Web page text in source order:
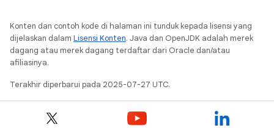
Konten dan contoh kode di halaman ini tunduk kepada lisensi yang
dijelaskan dalam Lisensi Konten. Java dan OpenJDK adalah merek
dagang atau merek dagang terdaftar dari Oracle dan/atau
afiliasinya.
Terakhir diperbarui pada 2025-07-27 UTC.